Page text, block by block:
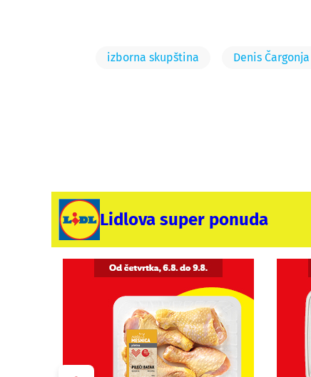
izborna skupština Denis Čargonja
Lidlova super ponuda